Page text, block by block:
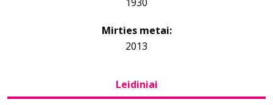
Mirties metai:
2013
Leidiniai